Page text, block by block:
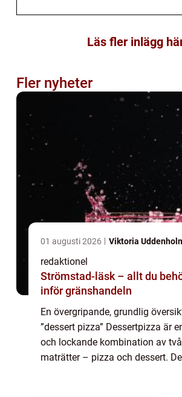
Läs fler inlägg
Fler nyheter
01 augusti 2026 Viktoria
redaktionel
Strömstad-läsk – allt du
inför gränshandeln
En övergripande, grundlig
”dessert pizza” Dessertpizza är
och lockande kombination av
maträtter – pizza och dessert.